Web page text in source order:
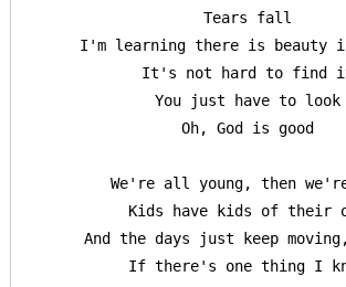
Tears fall
I'm learning there is
It's not hard to find
You just have to look
Oh, God is good
We're all young, then
Kids have kids of their
And the days just keep
If there's one thing I